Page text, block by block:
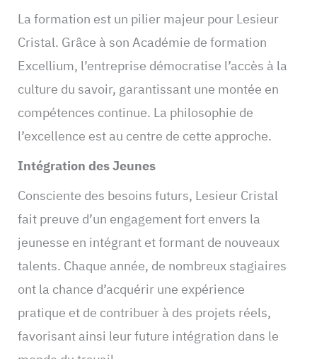
La formation est un pilier majeur pour Lesieur
Cristal. Grâce à son Académie de formation
Excellium, l’entreprise démocratise l’accès à la
culture du savoir, garantissant une montée en
compétences continue. La philosophie de
l’excellence est au centre de cette approche.
Intégration des Jeunes
Consciente des besoins futurs, Lesieur Cristal
fait preuve d’un engagement fort envers la
jeunesse en intégrant et formant de nouveaux
talents. Chaque année, de nombreux stagiaires
ont la chance d’acquérir une expérience
pratique et de contribuer à des projets réels,
favorisant ainsi leur future intégration dans le